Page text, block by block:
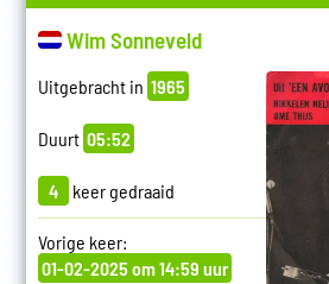
Wim Sonneveld
Uitgebracht in 1965
Duurt 05:52
4 keer gedraaid
Vorige keer:
01-02-2025 om 14:59 uur